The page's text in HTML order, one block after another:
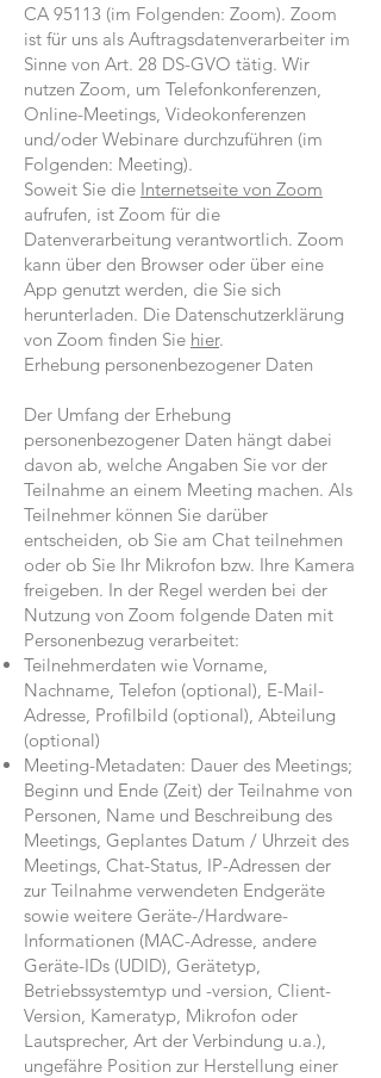
CA 95113 (im Folgenden: Zoom). Zoom
ist für uns als Auftragsdatenverarbeiter im
Sinne von Art. 28 DS-GVO tätig. Wir
nutzen Zoom, um Telefonkonferenzen,
Online-Meetings, Videokonferenzen
und/oder Webinare durchzuführen (im
Folgenden: Meeting).
Soweit Sie die Internetseite von Zoom
aufrufen, ist Zoom für die
Datenverarbeitung verantwortlich. Zoom
kann über den Browser oder über eine
App genutzt werden, die Sie sich
herunterladen. Die Datenschutzerklärung
von Zoom finden Sie hier.
Erhebung personenbezogener Daten
Der Umfang der Erhebung
personenbezogener Daten hängt dabei
davon ab, welche Angaben Sie vor der
Teilnahme an einem Meeting machen. Als
Teilnehmer können Sie darüber
entscheiden, ob Sie am Chat teilnehmen
oder ob Sie Ihr Mikrofon bzw. Ihre Kamera
freigeben. In der Regel werden bei der
Nutzung von Zoom folgende Daten mit
Personenbezug verarbeitet:
Teilnehmerdaten wie Vorname,
Nachname, Telefon (optional), E-Mail-
Adresse, Profilbild (optional), Abteilung
(optional)
Meeting-Metadaten: Dauer des Meetings;
Beginn und Ende (Zeit) der Teilnahme von
Personen, Name und Beschreibung des
Meetings, Geplantes Datum / Uhrzeit des
Meetings, Chat-Status, IP-Adressen der
zur Teilnahme verwendeten Endgeräte
sowie weitere Geräte-/Hardware-
Informationen (MAC-Adresse, andere
Geräte-IDs (UDID), Gerätetyp,
Betriebssystemtyp und -version, Client-
Version, Kameratyp, Mikrofon oder
Lautsprecher, Art der Verbindung u.a.),
ungefähre Position zur Herstellung einer